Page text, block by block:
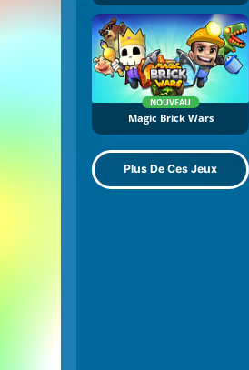
NOUVEAU
Magic Brick Wars
Plus De Ces Jeux